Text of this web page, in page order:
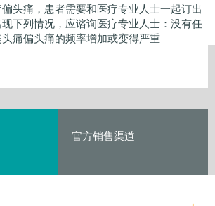
头痛，患者需要和医疗专业人士一起订出
下列情况，应谘询医疗专业人士：没有任
痛偏头痛的频率增加或变得严重
官方销售渠道